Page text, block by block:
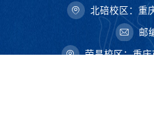
北碚校区：重
邮
荣昌校区：重